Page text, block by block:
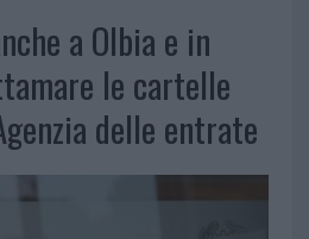
a Olbia e in
le cartelle
delle entrate